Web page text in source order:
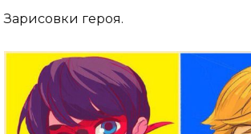
Зарисовки героя.